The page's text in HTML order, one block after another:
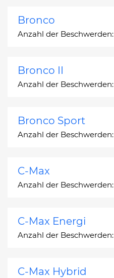
Bronco
Anzahl der Beschwerden:
Bronco II
Anzahl der Beschwerden:
Bronco Sport
Anzahl der Beschwerden:
C-Max
Anzahl der Beschwerden:
C-Max Energi
Anzahl der Beschwerden:
C-Max Hybrid